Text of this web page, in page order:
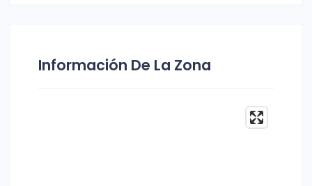
Información De La Zona